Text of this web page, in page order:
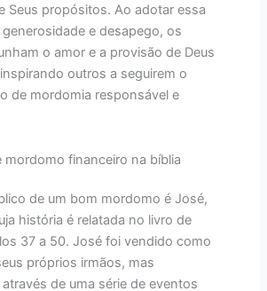
Seus propósitos. Ao adotar essa
e desapego, os
o amor e a provisão de Deus
outros a seguirem o
de mordomia responsável e
mordomo financeiro na bíblia
de um bom mordomo é José,
história é relatada no livro de
37 a 50. José foi vendido como
próprios irmãos, mas
de uma série de eventos